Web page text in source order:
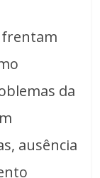
da
ausência